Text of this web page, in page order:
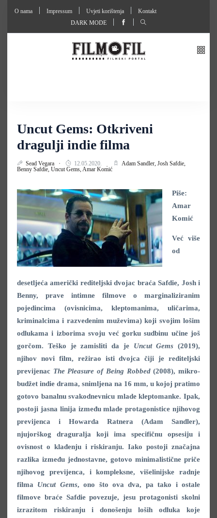
O nama Impressum Uvjeti korištenja
Kontakt
DARK MODE
Uncut Gems: Otkriveni
dragulji indie filma
Sead Vegara 12.05.2020. Adam Sandler, Josh Safdie,
Benny Safdie, Uncut Gems,Amar Komić
Piše:
Amar
Komić
Već više
od
desetljeća američki rediteljski dvojac braća Safdie, Josh i
Benny, prave intimne filmove o marginaliziranim
pojedincima (ovisnicima, kleptomanima, uličarima,
kriminalcima i razvedenim muževima) koji svojim lošim
odlukama i izborima svoju već gorku sudbinu učine još
gorčom. Teško je zamisliti da je Uncut Gems (2019),
njihov novi film, režirao isti dvojca čiji je rediteljski
previjenac The Pleasure of Being Robbed(2008), mikro-
budžet indie drama, snimljena na 16 mm, u kojoj pratimo
gotovo banalnu svakodnevnicu mlade kleptomanke. Ipak,
postoji jasna linija između mlade protagonistice njihovog
previjenca i Howarda Ratnera (Adam Sandler),
njujorškog draguralja koji ima specifičnu opsesiju i
ovisnost o klađenju i riskiranju. Iako postoji značajna
razlika između jednostavne, gotovo minimalistične priče
njihovog previjenca, i kompleksne, višelinijske radnje
filma Uncut Gems, ono što ova dva, pa tako i ostale
filmove braće Safdie povezuje, jesu protagonisti skolni
izrazitom riskiranju i donošenju loših odluka koje